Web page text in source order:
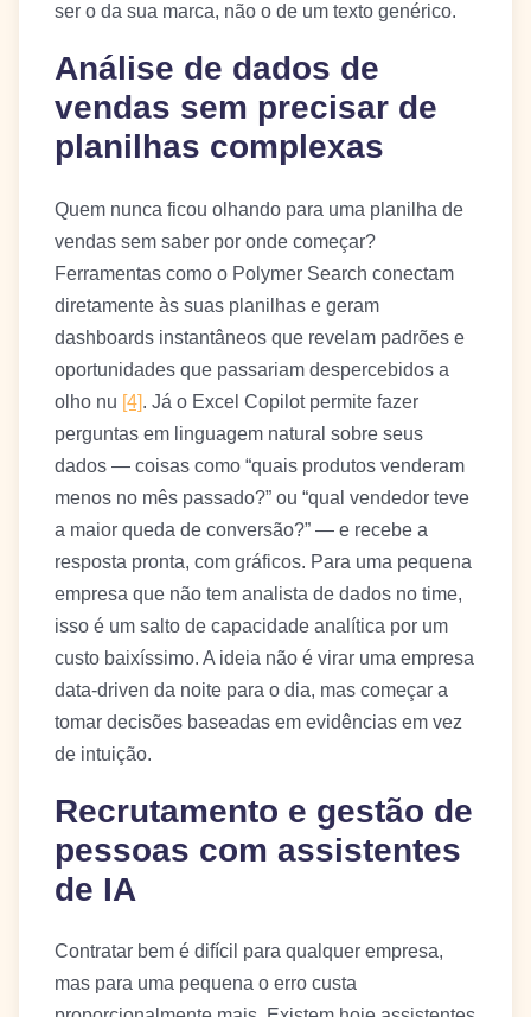
ser o da sua marca, não o de um texto genérico.
Análise de dados de
vendas sem precisar de
planilhas complexas
Quem nunca ficou olhando para uma planilha de
vendas sem saber por onde começar?
Ferramentas como o Polymer Search conectam
diretamente às suas planilhas e geram
dashboards instantâneos que revelam padrões e
oportunidades que passariam despercebidos a
olho nu [4]. Já o Excel Copilot permite fazer
perguntas em linguagem natural sobre seus
dados — coisas como “quais produtos venderam
menos no mês passado?” ou “qual vendedor teve
a maior queda de conversão?” — e recebe a
resposta pronta, com gráficos. Para uma pequena
empresa que não tem analista de dados no time,
isso é um salto de capacidade analítica por um
custo baixíssimo. A ideia não é virar uma empresa
data-driven da noite para o dia, mas começar a
tomar decisões baseadas em evidências em vez
de intuição.
Recrutamento e gestão de
pessoas com assistentes
de IA
Contratar bem é difícil para qualquer empresa,
mas para uma pequena o erro custa